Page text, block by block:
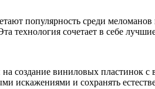
популярность среди
технология сочетает в себе
создание виниловых пластинок
искажениями и сохранять